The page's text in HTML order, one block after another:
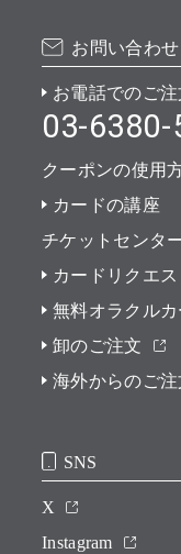
お問い合わ
お電話でのご注
03-6380-
クーポンの使用
カードの講座
チケットセンタ
カードリクエ
無料オラクル
卸のご注文
海外からのご注
SNS
X
Instagram